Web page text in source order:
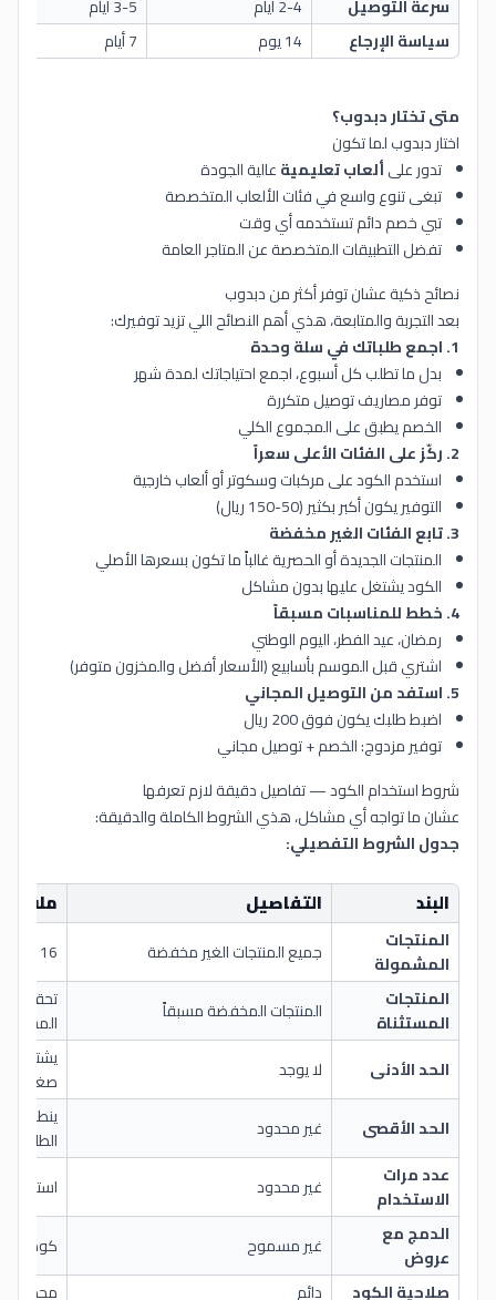
سرعة التوصيل
2-4 أيام 3-5 أيام
سياسة الإرجاع
14 يوم 7 أيام
متى تختار دبدوب؟
اختار دبدوب لما تكون
تدور علىألعاب تعليميةعالية الجودة
تبغى تنوع واسع في فئات الألعاب المتخصصة
تبي خصم دائم تستخدمه أي وقت
تفضل التطبيقات المتخصصة عن المتاجر العامة
نصائح ذكية عشان توفر أكثر من دبدوب
بعد التجربة والمتابعة، هذي أهم النصائح اللي تزيد توفيرك:
1. اجمع طلباتك في سلة وحدة
بدل ما تطلب كل أسبوع، اجمع احتياجاتك لمدة شهر
توفر مصاريف توصيل متكررة
الخصم يطبق على المجموع الكلي
2. ركّز على الفئات الأعلى سعراً
استخدم الكود على مركبات وسكوتر أو ألعاب خارجية
التوفير يكون أكبر بكثير (50-150 ريال)
3. تابع الفئات الغير مخفضة
المنتجات الجديدة أو الحصرية غالباً ما تكون بسعرها الأصلي
الكود يشتغل عليها بدون مشاكل
4. خطط للمناسبات مسبقاً
رمضان، عيد الفطر، اليوم الوطني
اشتري قبل الموسم بأسابيع (الأسعار أفضل والمخزون متوفر)
5. استفد من التوصيل المجاني
اضبط طلبك يكون فوق 200 ريال
توفير مزدوج: الخصم + توصيل مجاني
شروط استخدام الكود — تفاصيل دقيقة لازم تعرفها
عشان ما تواجه أي مشاكل، هذي الشروط الكاملة والدقيقة:
جدول الشروط التفصيلي:
البند التفاصيل
المنتجات
المشمولة
جميع المنتجات الغير مخفضة
16 فئة كاملة
المنتجات
المستثناة
المنتجات المخفضة مسبقاً
تحقق
الحد الأدنى
لا يوجد
يشتغل
صغيرة
الحد الأقصى
غير محدود
ينطبق
الطلب
عدد مرات
الاستخدام
غير محدود
الدمج مع
عروض
غير مسموح
كود
صلاحية الكود
دائم محدث